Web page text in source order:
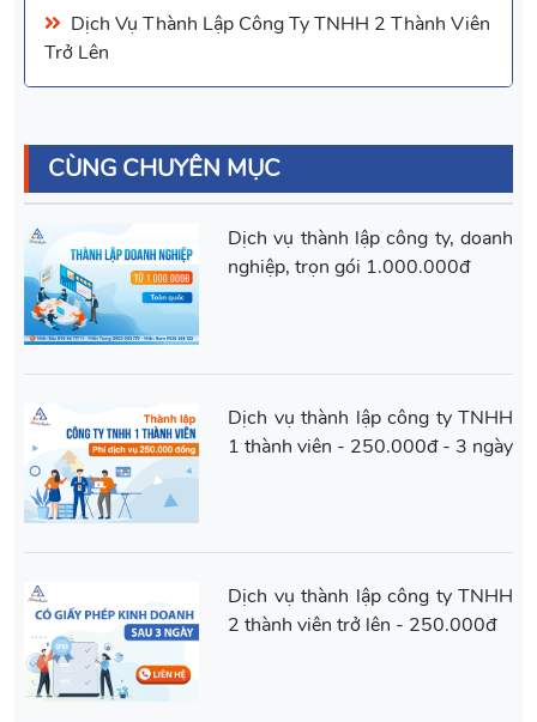
Dịch Vụ Thành Lập Công Ty TNHH 2 Thành Viên
Trở Lên
CÙNG CHUYÊN MỤC
Dịch vụ thành lập công ty, doanh
nghiệp, trọn gói 1.000.000đ
Dịch vụ thành lập công ty TNHH
1 thành viên - 250.000đ - 3 ngày
Dịch vụ thành lập công ty TNHH
2 thành viên trở lên - 250.000đ